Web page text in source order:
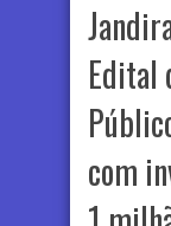
Edital
com